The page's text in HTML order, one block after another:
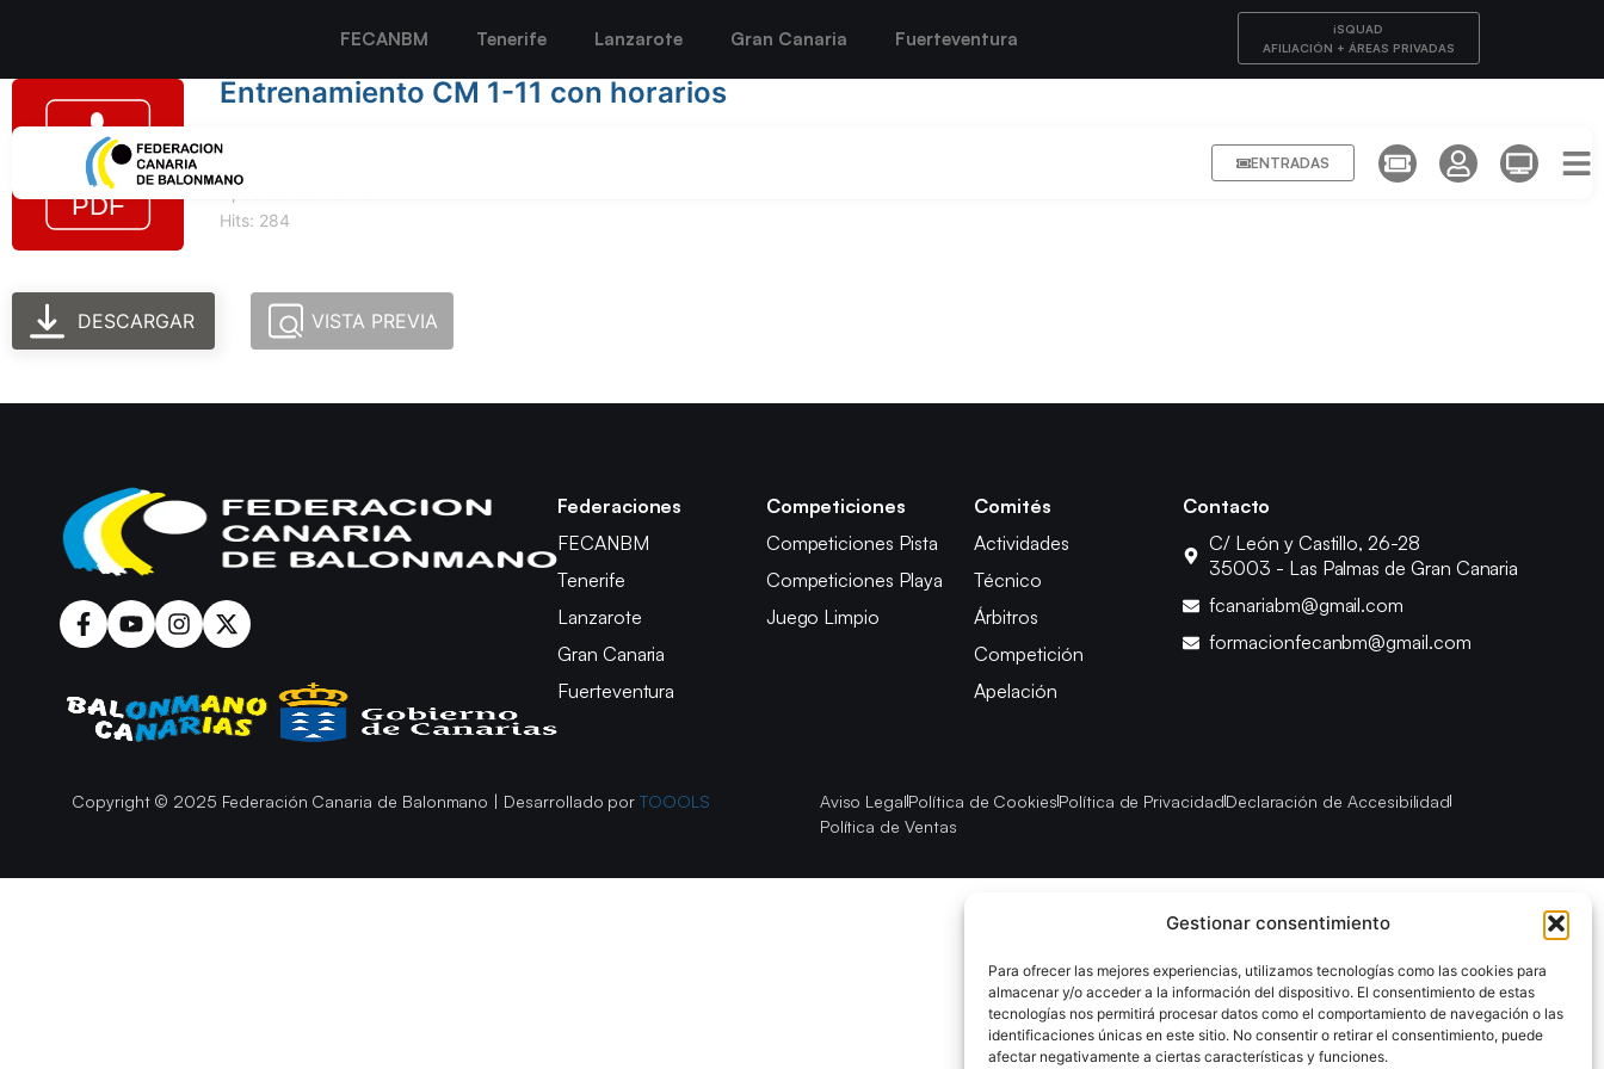
Gestionar consentimiento
Para ofrecer las mejores experiencias, utilizamos tecnologías como las cookies para
almacenar y/o acceder a la información del dispositivo. El consentimiento de estas
tecnologías nos permitirá procesar datos como el comportamiento de navegación o las
identificaciones únicas en este sitio. No consentir o retirar el consentimiento, puede
afectar negativamente a ciertas características y funciones.
FECANBM Tenerife Lanzarote Gran Canaria Fuerteventura
iSQUAD
AFILIACIÓN + ÁREAS PRIVADAS
ENTRADAS
Entrenamiento CM 1-11 con horarios
Hits: 284
DESCARGAR VISTA PREVIA
Federaciones
FECANBM
Tenerife
Lanzarote
Gran Canaria
Fuerteventura
Competiciones
Competiciones Pista
Competiciones Playa
Juego Limpio
Comités
Actividades
Técnico
Árbitros
Competición
Apelación
Contacto
C/ León y Castillo, 26-28
35003 - Las Palmas de Gran Canaria
fcanariabm@gmail.com
formacionfecanbm@gmail.com
Copyright © 2025 Federación Canaria de Balonmano | Desarrollado porTOOOLS Aviso LegalPolítica de CookiesPolítica de PrivacidadDeclaración de Accesibilidad
Política de Ventas